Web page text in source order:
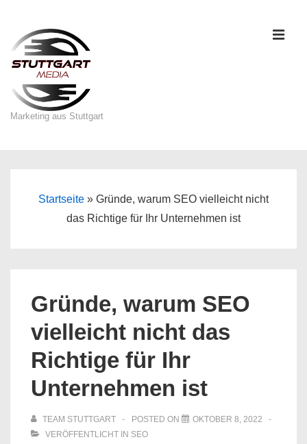
Inhalt
Marketing aus Stuttgart
Startseite » Gründe, warum SEO vielleicht nicht
das Richtige für Ihr Unternehmen ist
Gründe, warum SEO
vielleicht nicht das
Richtige für Ihr
Unternehmen ist
TEAM STUTTGART POSTED ON
OKTOBER 8, 2022
VERÖFFENTLICHT IN SEO